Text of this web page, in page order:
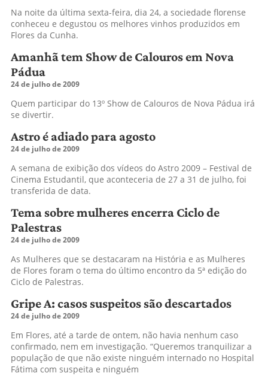
Na noite da última sexta-feira, dia 24, a sociedade florense
conheceu e degustou os melhores vinhos produzidos em
Flores da Cunha.
Amanhã tem Show de Calouros em Nova
Pádua
24 de julho de 2009
Quem participar do 13º Show de Calouros de Nova Pádua irá
se divertir.
Astro é adiado para agosto
24 de julho de 2009
A semana de exibição dos vídeos do Astro 2009 – Festival de
Cinema Estudantil, que aconteceria de 27 a 31 de julho, foi
transferida de data.
Tema sobre mulheres encerra Ciclo de
Palestras
24 de julho de 2009
As Mulheres que se destacaram na História e as Mulheres
de Flores foram o tema do último encontro da 5ª edição do
Ciclo de Palestras.
Gripe A: casos suspeitos são descartados
24 de julho de 2009
Em Flores, até a tarde de ontem, não havia nenhum caso
confirmado, nem em investigação. “Queremos tranquilizar a
população de que não existe ninguém internado no Hospital
Fátima com suspeita e ninguém